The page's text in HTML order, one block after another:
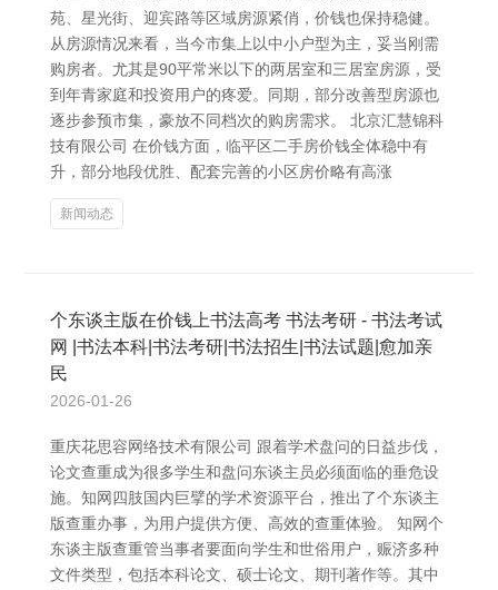
苑、星光街、迎宾路等区域房源紧俏，价钱也保持稳健。
从房源情况来看，当今市集上以中小户型为主，妥当刚需
购房者。尤其是90平常米以下的两居室和三居室房源，受
到年青家庭和投资用户的疼爱。同期，部分改善型房源也
逐步参预市集，豪放不同档次的购房需求。 北京汇慧锦科
技有限公司 在价钱方面，临平区二手房价钱全体稳中有
升，部分地段优胜、配套完善的小区房价略有高涨
新闻动态
个东谈主版在价钱上书法高考 书法考研 - 书法考试
网 |书法本科|书法考研|书法招生|书法试题|愈加亲
民
2026-01-26
重庆花思容网络技术有限公司 跟着学术盘问的日益步伐，
论文查重成为很多学生和盘问东谈主员必须面临的垂危设
施。知网四肢国内巨擘的学术资源平台，推出了个东谈主
版查重办事，为用户提供方便、高效的查重体验。 知网个
东谈主版查重管当事者要面向学生和世俗用户，赈济多种
文件类型，包括本科论文、硕士论文、期刊著作等。其中